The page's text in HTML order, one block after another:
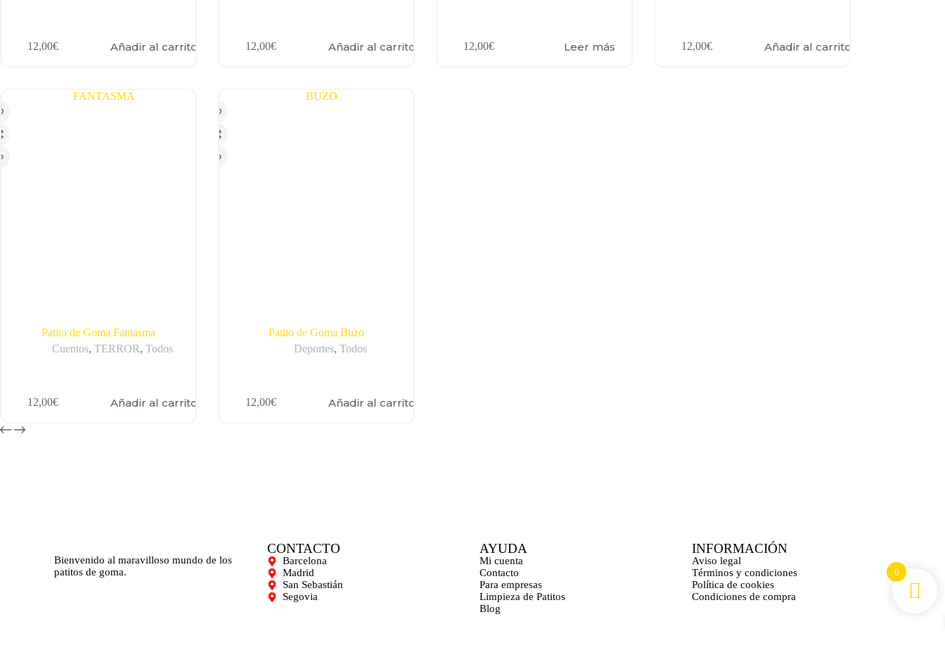
12,00€ Añadir al carrito 12,00€ Añadir al carrito 12,00€ Leer más 12,00€ Añadir al carrito
Patito de Goma Fantasma
Cuentos, TERROR, Todos
12,00€ Añadir al carrito
Patito de Goma Buzo
Deportes, Todos
12,00€ Añadir al carrito
Bienvenido al maravilloso mundo de los
patitos de goma.
CONTACTO
Barcelona
Madrid
San Sebastián
Segovia
AYUDA
Mi cuenta
Contacto
Para empresas
Limpieza de Patitos
Blog
INFORMACIÓN
Aviso legal
Términos y condiciones
Política de cookies
Condiciones de compra
0